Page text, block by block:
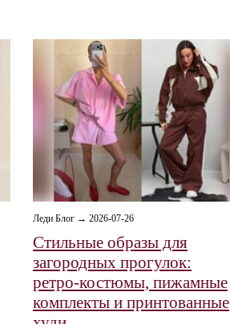
Леди Блог → 2026-07-26
Стильные образы для
загородных прогулок:
ретро‑костюмы, пижамные
комплекты и принтованные